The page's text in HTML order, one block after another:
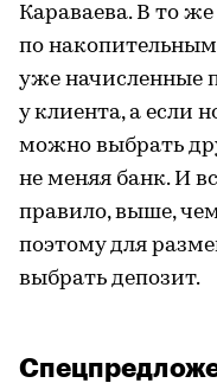
Караваева. В то
по
уже начисленные
у клиента, а если
можно выбрать
не меняя банк. И
правило, выше,
поэтому для
выбрать депозит.